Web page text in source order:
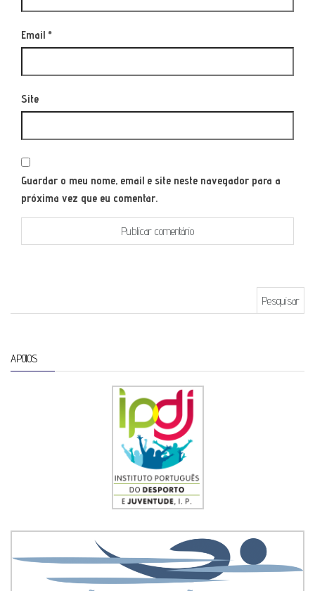
Email *
Site
Guardar o meu nome, email e site neste navegador para a
próxima vez que eu comentar.
APOIOS